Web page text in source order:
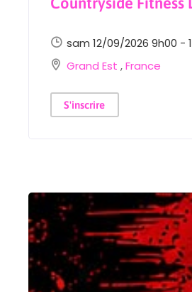
sam 12/09/2026 9h00 -
Grand Est ,France
S'inscrire